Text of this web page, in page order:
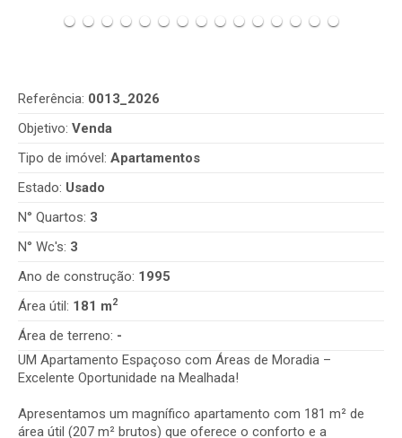
Referência: 0013_2026
Objetivo: Venda
Tipo de imóvel: Apartamentos
Estado: Usado
N° Quartos: 3
N° Wc's: 3
Ano de construção: 1995
Área útil: 181 m2
Área de terreno: -
UM Apartamento Espaçoso com Áreas de Moradia –
Excelente Oportunidade na Mealhada!
Apresentamos um magnífico apartamento com 181 m² de
área útil (207 m² brutos) que oferece o conforto e a